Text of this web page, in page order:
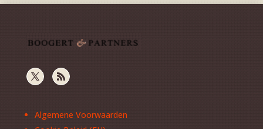
Algemene Voorwaarden